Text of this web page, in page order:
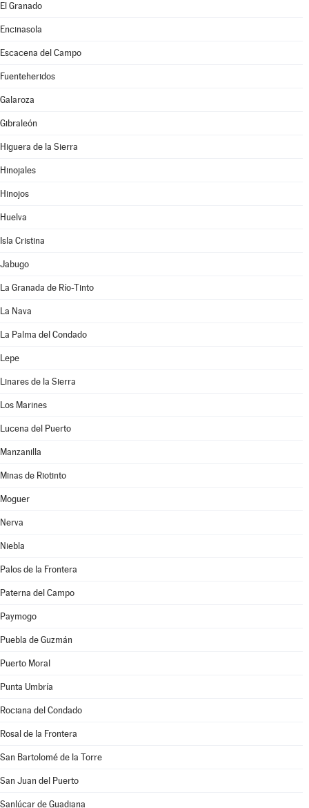
El Granado
Encinasola
Escacena del Campo
Fuenteheridos
Galaroza
Gibraleón
Higuera de la Sierra
Hinojales
Hinojos
Huelva
Isla Cristina
Jabugo
La Granada de Río-Tinto
La Nava
La Palma del Condado
Lepe
Linares de la Sierra
Los Marines
Lucena del Puerto
Manzanilla
Minas de Riotinto
Moguer
Nerva
Niebla
Palos de la Frontera
Paterna del Campo
Paymogo
Puebla de Guzmán
Puerto Moral
Punta Umbría
Rociana del Condado
Rosal de la Frontera
San Bartolomé de la Torre
San Juan del Puerto
Sanlúcar de Guadiana